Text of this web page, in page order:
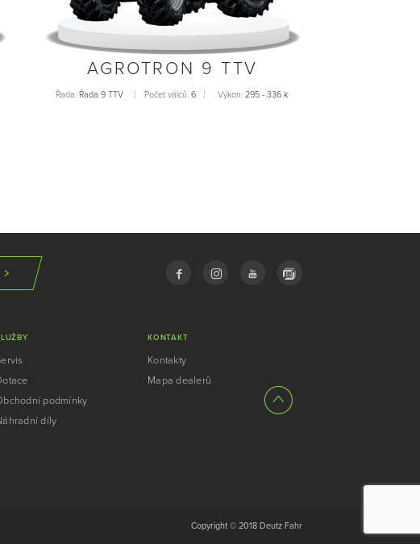
AGROTRON 9 TTV
Řada: Řada 9 TTV Počet válců:6 Výkon:295 - 336 k
podmínky
díly
KONTAKT
Kontakty
Mapa dealerů
Copyright © 2018 Deutz Fahr